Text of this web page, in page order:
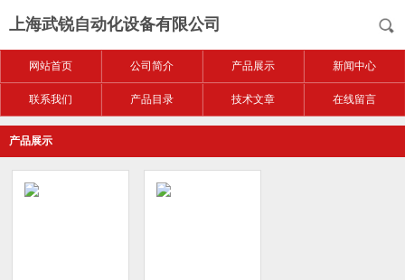
上海武锐自动化设备有限公司
网站首页 公司简介 产品展示 新闻中心
联系我们 产品目录 技术文章 在线留言
产品展示